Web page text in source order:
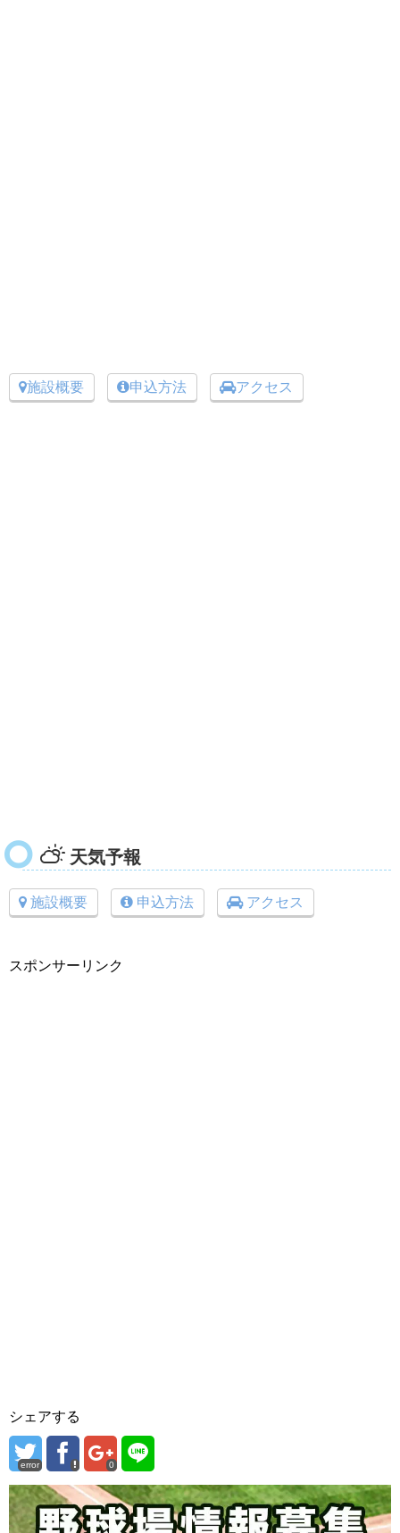
施設概要 申込方法 アクセス
天気予報
施設概要 申込方法 アクセス
スポンサーリンク
シェアする
error 0